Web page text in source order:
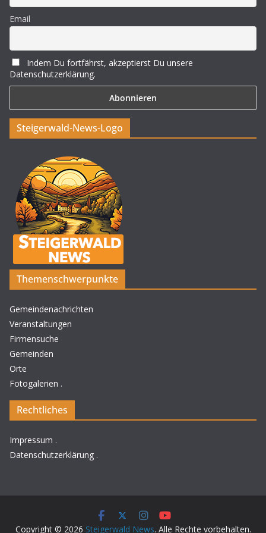
Email
Indem Du fortfährst, akzeptierst Du unsere
Datenschutzerklärung.
Steigerwald-News-Logo
Themenschwerpunkte
Gemeindenachrichten
Veranstaltungen
Firmensuche
Gemeinden
Orte
Fotogalerien .
Rechtliches
Impressum .
Datenschutzerklärung .
Copyright © 2026 Steigerwald News. Alle Rechte vorbehalten.